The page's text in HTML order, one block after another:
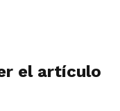
el artículo